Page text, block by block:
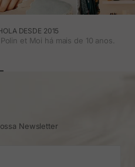
DESDE 2015
et Moi há mais de 10 anos.
Newsletter